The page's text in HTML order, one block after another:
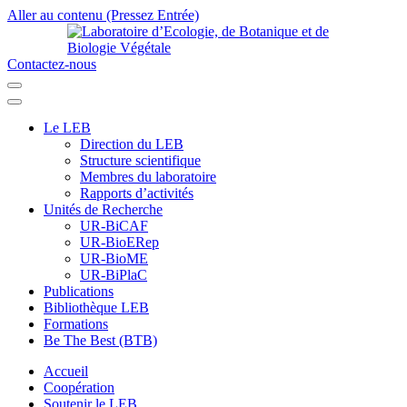
Aller au contenu (Pressez Entrée)
Contactez-nous
Le LEB
Direction du LEB
Structure scientifique
Membres du laboratoire
Rapports d’activités
Unités de Recherche
UR-BiCAF
UR-BioERep
UR-BioME
UR-BiPlaC
Publications
Bibliothèque LEB
Formations
Be The Best (BTB)
Accueil
Coopération
Soutenir le LEB